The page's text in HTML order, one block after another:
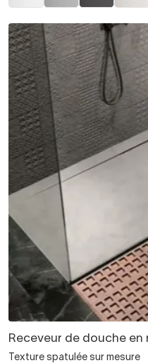
Receveur de douche en
Texture spatulée sur mesure